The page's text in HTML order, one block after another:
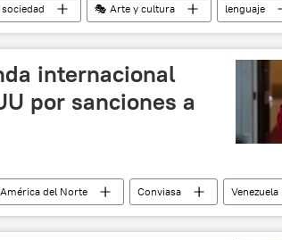
sociedad 🎭 Arte y cultura
lenguaje
idioma español noticias
internacional
por sanciones a
América del Norte Conviasa
Venezuela